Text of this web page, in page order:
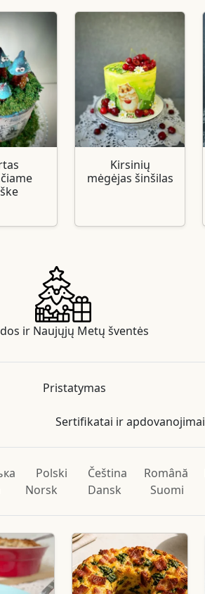
Kirsinių
mėgėjas šinšilas
ir Naujųjų Metų šventės
Pristatymas
Sertifikatai ir apdovanojimai
Polski Čeština Română
Norsk Dansk Suomi